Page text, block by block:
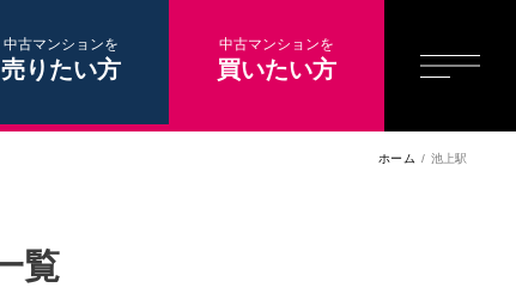
中古マンションを
売りたい方
中古マンションを
買いたい方
ホーム 池上駅
覧